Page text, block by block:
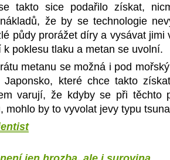
takto sice podařilo získat,
že by se technologie
půdy prorážet díry a vysávat jimi
poklesu tlaku a metan se uvolní.
metanu se možná i pod
které chce takto
varují, že kdyby se při těchto
mohlo by to vyvolat jevy typu